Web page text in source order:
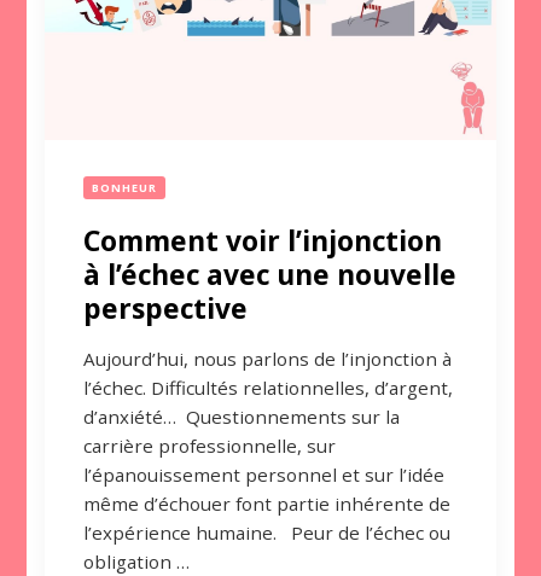
BONHEUR
Comment voir l’injonction
à l’échec avec une nouvelle
perspective
Aujourd’hui, nous parlons de l’injonction à
l’échec. Difficultés relationnelles, d’argent,
d’anxiété… Questionnements sur la
carrière professionnelle, sur
l’épanouissement personnel et sur l’idée
même d’échouer font partie inhérente de
l’expérience humaine. Peur de l’échec ou
obligation …